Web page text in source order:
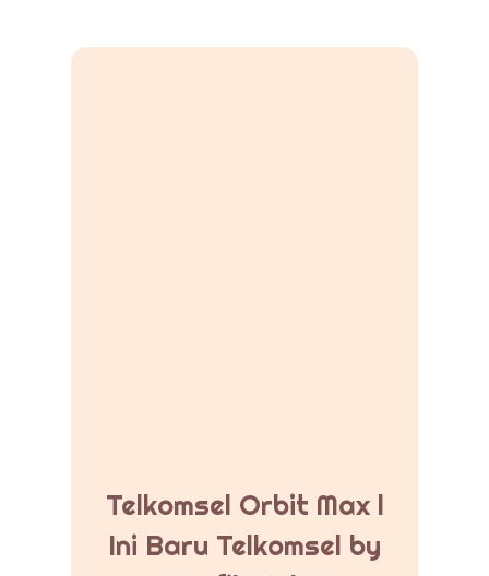
Telkomsel Orbit Max l
Ini Baru Telkomsel by